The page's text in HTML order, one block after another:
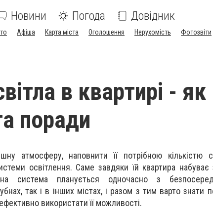
Новини Погода Довідник
Афіша Карта міста Оголошення Нерухомість Фотозвіти
в квартирі - як
поради
атмосферу, наповнити її потрібною кількістю
освітлення. Саме завдяки їй квартира
система планується одночасно з
так і в інших містах, і разом з тим варто знати
використати її можливості.